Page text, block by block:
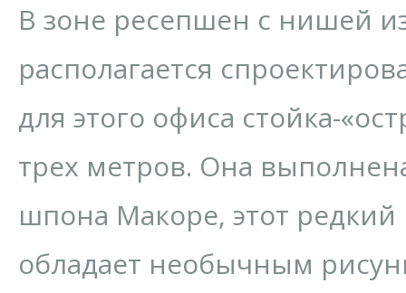
В зоне ресепшен с нишей
располагается
для этого офиса стойка-
трех метров. Она
шпона Макоре, этот редкий
обладает необычным